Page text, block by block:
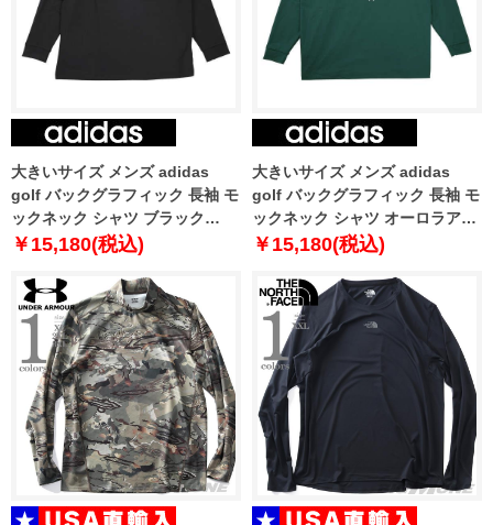
大きいサイズ メンズ adidas
golf バックグラフィック 長袖 モ
ックネック シャツ ブラック
1278-5351-2 3XL 4XL 5XL
￥15,180(税込)
大きいサイズ メンズ adidas
golf バックグラフィック 長袖 モ
ックネック シャツ オーロラアイ
ビー 1278-5351-3 3XL 4XL 5XL
￥15,180(税込)